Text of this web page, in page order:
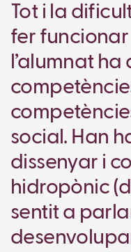
Tot i la
fer funcionar
l’alumnat
social. Han
dissenyar i
hidropònic
sentit a